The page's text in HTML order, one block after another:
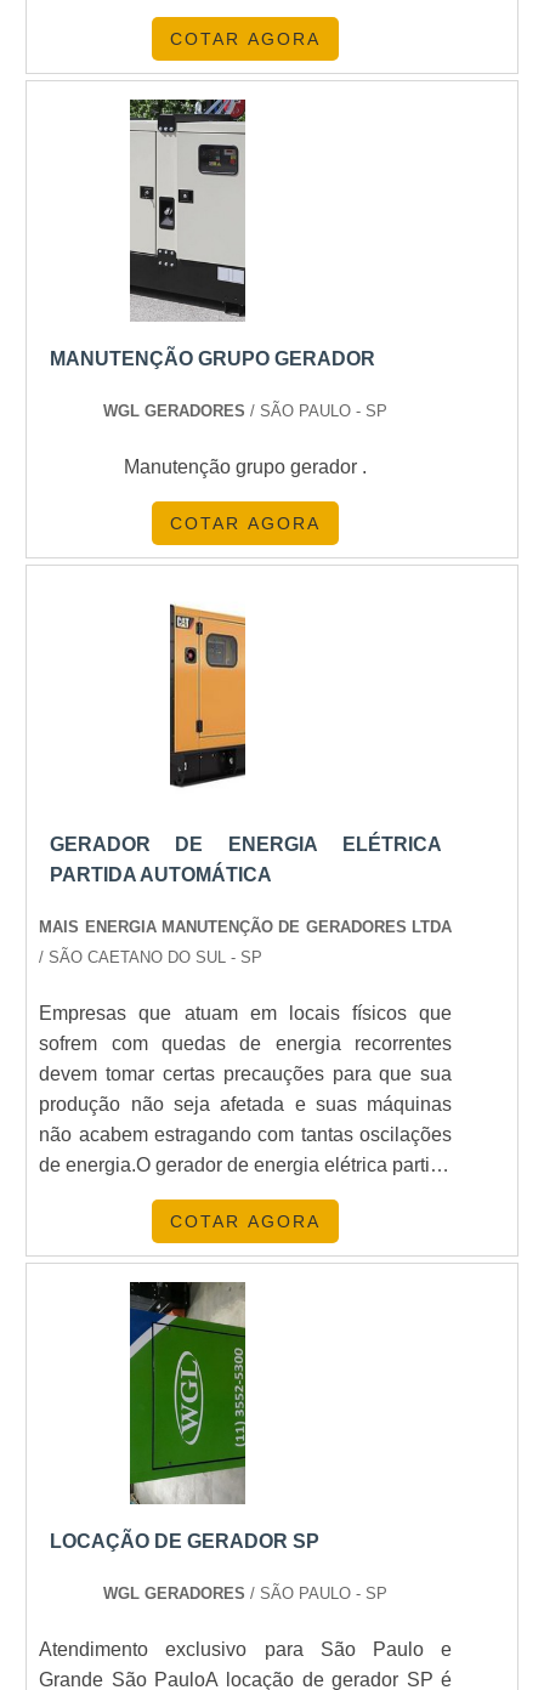
alguém pesquisar instalação elétrica de
combate a incêndio em uma empresa
responsável, encontra o site da Saneze Verde
Energia. Com grande know-how focado em
instalação de para-raios e adequação de tarifas
de energia elétrica, garantindo a satisfação da
venda à entrega final, com foco total na
qualidade. Ainda focando na qualidade em
instalação elétrica de combate a incêndio,
deve-se ter a exatidão em orçar com empresas
que prezam por produtos e serviços que
tenham ótima qualidade e assertividade,
saber a procedência e seriedade da empresa.
conhecimento e autoridade em sua área de
atuação. Por que a Saneze Verde Energia é a
escolha certa sempre que buscar por instalação
elétrica de combate a incêndio: Comprometida
QUALIDADE COMPROVADA Apenas na
Saneze Verde Energia é possível encontrar o
combate a incêndio. É sempre a opção mais
confiável, disponibilizando itens como
sistemas de automação e análise para
dimensionamento de banco de capacitores.
comprometida com os serviços e responsável,
conquistas adquiridas porque investiu em uma
seguro e estrutura suficiente para atender todas
as demandas. Tudo isso, somado à
performance de uma equipe de colaboradores
proativos e funcionários eficientes, garante a
melhor experiência para os clientes com
qualidade. Aproveite a visita para acessar o
nosso site e saber mais sobre a empresa,
nossos serviços e produtos. Se preferir, entre
em contato com um dos nossos consultores e
solicite um orçamento! .
COTAR AGORA
MANUTENÇÃO GRUPO GERADOR
WGL GERADORES / SÃO PAULO - SP
Manutenção grupo gerador .
COTAR AGORA
GERADOR DE ENERGIA ELÉTRICA
PARTIDA AUTOMÁTICA
MAIS ENERGIA MANUTENÇÃO DE GERADORES LTDA
/ SÃO CAETANO DO SUL - SP
Empresas que atuam em locais físicos que
sofrem com quedas de energia recorrentes
devem tomar certas precauções para que sua
produção não seja afetada e suas máquinas
não acabem estragando com tantas oscilações
de energia.O gerador de energia elétrica partida
automática é a solução mais aconselhável para
locais que não podem ter nem ao menos
segundos sem energia, como hospitais,
empresas, casas de show e tantos outros que
dependem diretamente ....
COTAR AGORA
LOCAÇÃO DE GERADOR SP
WGL GERADORES / SÃO PAULO - SP
Atendimento exclusivo para São Paulo e
Grande São PauloA locação de gerador SP é